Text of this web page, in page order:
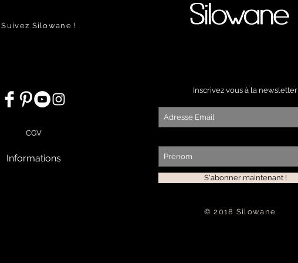
Suivez Silowane !
CGV
Informations
Inscrivez vous à la newsletter
S'abonner maintenant !
© 2018 Silowane